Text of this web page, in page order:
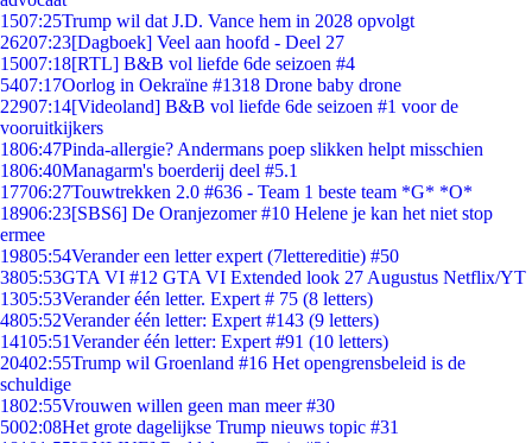
1507:25Trump wil dat J.D. Vance hem in 2028 opvolgt
26207:23[Dagboek] Veel aan hoofd - Deel 27
15007:18[RTL] B&B vol liefde 6de seizoen #4
5407:17Oorlog in Oekraïne #1318 Drone baby drone
22907:14[Videoland] B&B vol liefde 6de seizoen #1 voor de
vooruitkijkers
1806:47Pinda-allergie? Andermans poep slikken helpt misschien
1806:40Managarm's boerderij deel #5.1
17706:27Touwtrekken 2.0 #636 - Team 1 beste team *G* *O*
18906:23[SBS6] De Oranjezomer #10 Helene je kan het niet stop
ermee
19805:54Verander een letter expert (7lettereditie) #50
3805:53GTA VI #12 GTA VI Extended look 27 Augustus Netflix/YT
1305:53Verander één letter. Expert # 75 (8 letters)
4805:52Verander één letter: Expert #143 (9 letters)
14105:51Verander één letter: Expert #91 (10 letters)
20402:55Trump wil Groenland #16 Het opengrensbeleid is de
schuldige
1802:55Vrouwen willen geen man meer #30
5002:08Het grote dagelijkse Trump nieuws topic #31